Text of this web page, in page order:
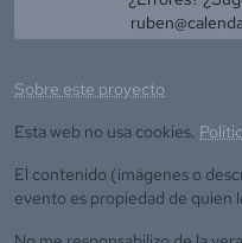
Sobre este proyecto
Esta web no usa cookies.
El contenido (imágenes o
evento es propiedad de quien